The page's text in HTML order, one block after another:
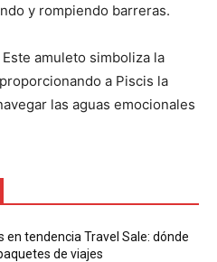
y rompiendo barreras.
amuleto simboliza la
a Piscis la
las aguas emocionales
en tendencia Travel Sale: dónde
de viajes